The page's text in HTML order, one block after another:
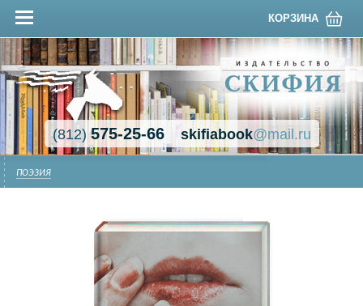
КОРЗИНА
(812)575-25-66 skifiabook@mail.ru
ПОЭЗИЯ